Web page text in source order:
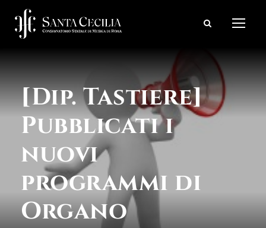
[Dip. Tastiere]
Pubblicati i
nuovi
programmi di
Organo